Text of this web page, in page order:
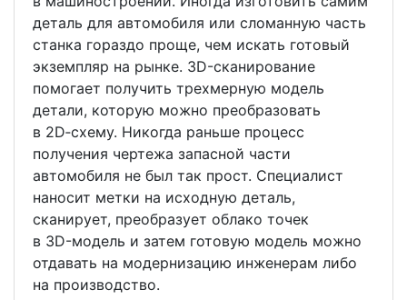
деталь для автомобиля или сломанную часть
станка гораздо проще, чем искать готовый
экземпляр на рынке. 3D-сканирование
помогает получить трехмерную модель
детали, которую можно преобразовать
в 2D‑схему. Никогда раньше процесс
получения чертежа запасной части
автомобиля не был так прост. Специалист
наносит метки на исходную деталь,
сканирует, преобразует облако точек
в 3D-модель и затем готовую модель можно
отдавать на модернизацию инженерам либо
на производство.